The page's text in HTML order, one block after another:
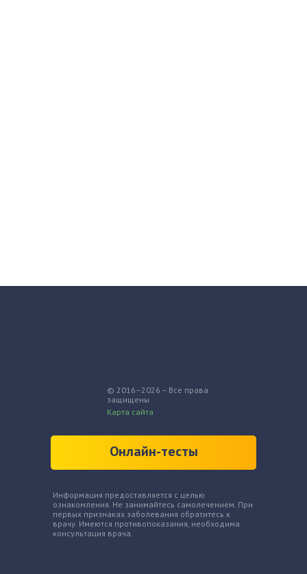
© 2016–2026 – Все права
защищены
Карта сайта
Онлайн-тесты
Информация предоставляется с целью
ознакомления. Не занимайтесь самолечением. При
первых признаках заболевания обратитесь к
врачу. Имеются противопоказания, необходима
консультация врача.